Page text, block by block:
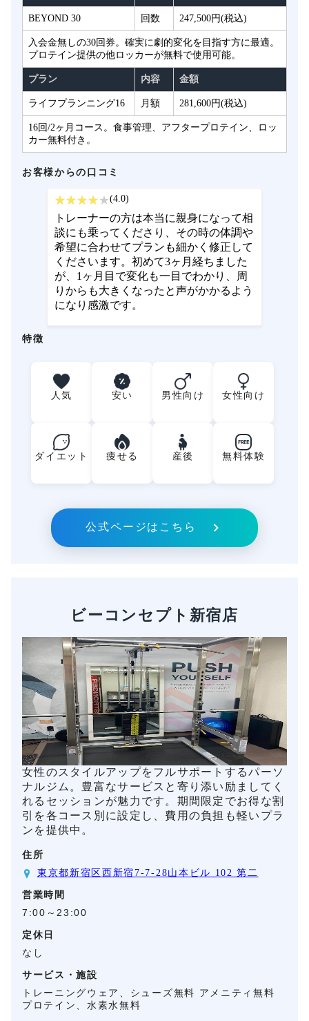
BEYOND 30 回数 247,500円(税込)
入会金無しの30回券。確実に劇的変化を目指す方に最適。
プロテイン提供の他ロッカーが無料で使用可能。
プラン 内容 金額
ライフプランニング16 月額 281,600円(税込)
16回/2ヶ月コース。食事管理、アフタープロテイン、ロッ
カー無料付き。
お客様からの口コミ
(4.0)
トレーナーの方は本当に親身になって相
談にも乗ってくださり、その時の体調や
希望に合わせてプランも細かく修正して
くださいます。初めて3ヶ月経ちました
が、1ヶ月目で変化も一目でわかり、周
りからも大きくなったと声がかかるよう
になり感激です。
特徴
人気 安い 男性向け 女性向け
ダイエット 痩せる 産後
FREE
無料体験
公式ページはこちら
ビーコンセプト新宿店
女性のスタイルアップをフルサポートするパーソ
ナルジム。豊富なサービスと寄り添い励ましてく
れるセッションが魅力です。期間限定でお得な割
引を各コース別に設定し、費用の負担も軽いプラ
ンを提供中。
住所
東京都新宿区西新宿7-7-28山本ビル 102 第二
営業時間
7:00～23:00
定休日
なし
サービス・施設
トレーニングウェア、シューズ無料 アメニティ無料
プロテイン、水素水無料